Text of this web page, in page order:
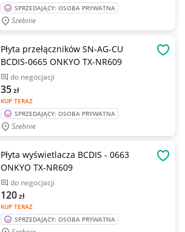
SPRZEDAJĄCY: OSOBA PRYWATNA
Szebnie
Płyta przełączników SN-AG-CU
BCDIS-0665 ONKYO TX-NR609
do negocjacji
KUP TERAZ
35zł
SPRZEDAJĄCY: OSOBA PRYWATNA
Szebnie
Płyta wyświetlacza BCDIS - 0663
ONKYO TX-NR609
do negocjacji
KUP TERAZ
120zł
SPRZEDAJĄCY: OSOBA PRYWATNA